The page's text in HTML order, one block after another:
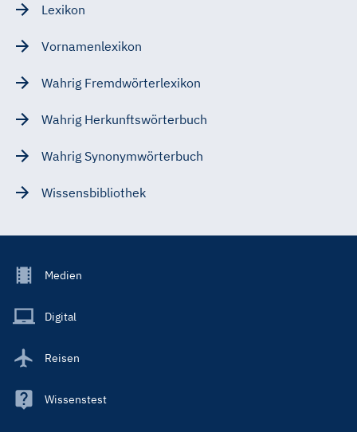
Lexikon
Vornamenlexikon
Wahrig Fremdwörterlexikon
Wahrig Herkunftswörterbuch
Wahrig Synonymwörterbuch
Wissensbibliothek
Footer
Main
Medien
Digital
Reisen
Wissenstest